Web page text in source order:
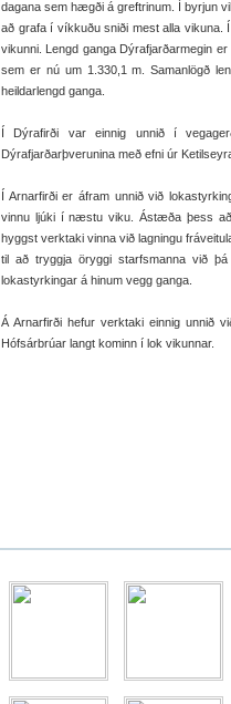
dagana sem hægði á greftrinum. Í byrjun
að grafa í víkkuðu sniði mest alla vikuna.
vikunni. Lengd ganga Dýrafjarðarmegin
sem er nú um 1.330,1 m. Samanlögð
heildarlengd ganga.
Í Dýrafirði var einnig unnið í
Dýrafjarðarþverunina með efni úr
Í Arnarfirði er áfram unnið við
vinnu ljúki í næstu viku. Ástæða þess
hyggst verktaki vinna við lagningu
til að tryggja öryggi starfsmanna við
lokastyrkingar á hinum vegg ganga.
Á Arnarfirði hefur verktaki einnig unnið
Hófsárbrúar langt kominn í lok vikunnar.